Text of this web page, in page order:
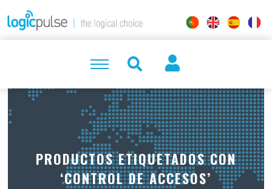
PRODUCTOS ETIQUETADOS CON
‘CONTROL DE ACCESOS’